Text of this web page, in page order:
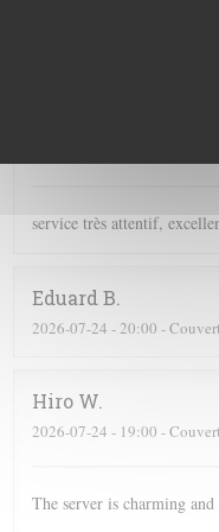
service très attentif,
Eduard B
2026-07-24 - 20:00 -
Hiro W
2026-07-24 - 19:00 -
The server is charming